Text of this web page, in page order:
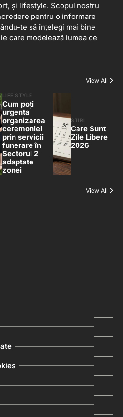
și lifestyle. Scopul nostru
pentru o informare
te să înțelegi mai bine
care modelează lumea de
View All
LIFE STYLE
Cum poți
urgenta
organizarea
ceremoniei
prin servicii
funerare în
Sectorul 2
adaptate
zonei
STIRI
Care Sunt
Zile Libere
2026
View All